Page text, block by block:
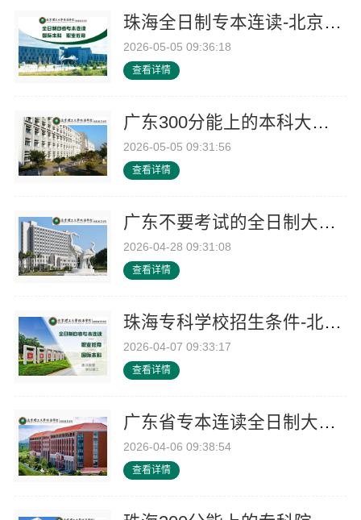
珠海全日制专本连读-北京理工大学珠海学院继教院
2026-05-05 09:36:18
查看详情
广东300分能上的本科大学-北京理工大学珠海学院继教院
2026-05-05 09:31:56
查看详情
广东不要考试的全日制大专-北京理工大学珠海学院继教院
2026-04-28 09:31:08
查看详情
珠海专科学校招生条件-北京理工大学珠海学院继续教育学院
2026-04-07 09:33:17
查看详情
广东省专本连读全日制大专-北京理工大学珠海学院继续教育学院
2026-04-06 09:38:54
查看详情